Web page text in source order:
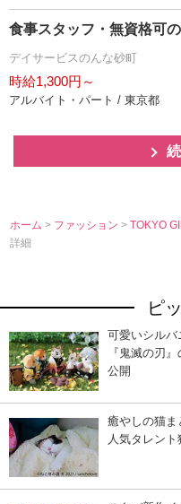
食事スタッフ・無資格可
デイサービスのんな砂町
時給1,300円～
アルバイト・パート / 東京都
ホーム > ファッション>TOKYO
詳細
ピ
可愛いシルバ
『鬼滅の刃
公開
癒やしの猫ま
人気タレン